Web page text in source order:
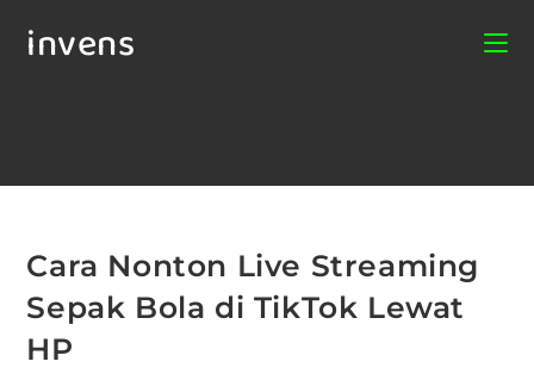
invens
Cara Nonton Live Streaming
Sepak Bola di TikTok Lewat
HP